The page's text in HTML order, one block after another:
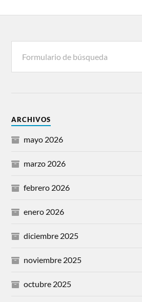
ARCHIVOS
mayo 2026
marzo 2026
febrero 2026
enero 2026
diciembre 2025
noviembre 2025
octubre 2025